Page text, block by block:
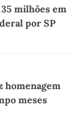
milhões em
por SP
homenagem
meses